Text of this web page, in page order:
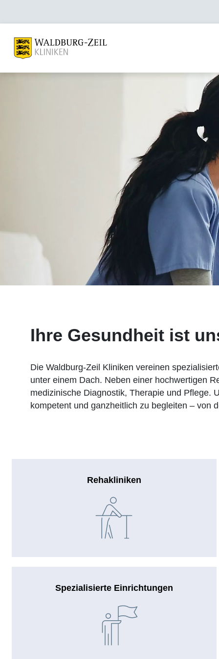
Ihre Gesundheit ist
Die Waldburg-Zeil Kliniken vereinen
unter einem Dach. Neben einer hochwertigen
medizinische Diagnostik, Therapie und Pflege.
kompetent und ganzheitlich zu begleiten – von
Rehakliniken
Spezialisierte Einrichtungen